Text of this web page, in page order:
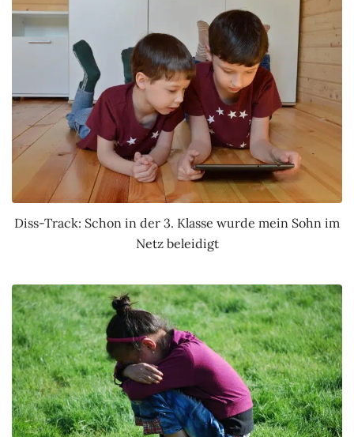
Diss-Track: Schon in der 3. Klasse wurde mein Sohn im
Netz beleidigt